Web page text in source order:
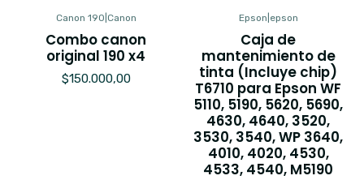
Canon 190 Canon
Combo canon
original 190 x4
$150.000,00
Epson epson
Caja de
mantenimiento de
tinta (Incluye chip)
T6710 para Epson WF
5110, 5190, 5620, 5690,
4630, 4640, 3520,
3530, 3540, WP 3640,
4010, 4020, 4530,
4533, 4540, M5190